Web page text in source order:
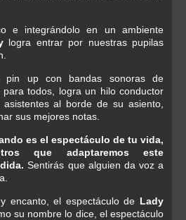
e integrándolo en un ambiente
logra entrar por nuestras pupilas
pin up con bandas sonoras de
para todos, logra un hilo conductor
al borde de su asiento,
sus mejores notas.
es el espectáculo de tu vida,
que adaptaremos este
Sentirás que alguien da voz a
encanto, el espectáculo de Lady
su nombre lo dice, el espectáculo